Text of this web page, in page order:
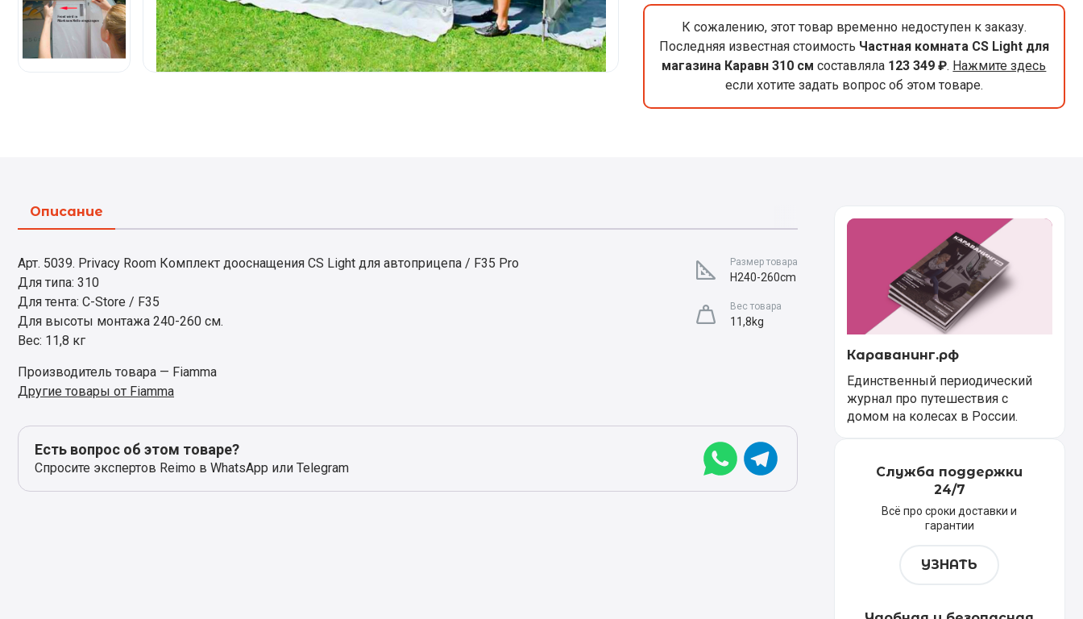
К сожалению, этот товар временно недоступен к заказу.
Последняя известная стоимость Частная комната CS Light для
магазина Каравн 310 см составляла 123 349 ₽. Нажмите здесь
если хотите задать вопрос об этом товаре.
Описание
Арт. 5039. Privacy Room Комплект дооснащения CS Light для автоприцепа / F35 Pro
Для типа: 310
Для тента: C-Store / F35
Для высоты монтажа 240-260 см.
Вес: 11,8 кг
Производитель товара — Fiamma
Другие товары от Fiamma
Размер товара
H240-260cm
Вес товара
11,8kg
Есть вопрос об этом товаре?
Спросите экспертов Reimo в WhatsApp или Telegram
Караванинг.рф
Единственный периодический
журнал про путешествия с
домом на колесах в России.
Служба поддержки
24/7
Всё про сроки доставки и
гарантии
УЗНАТЬ